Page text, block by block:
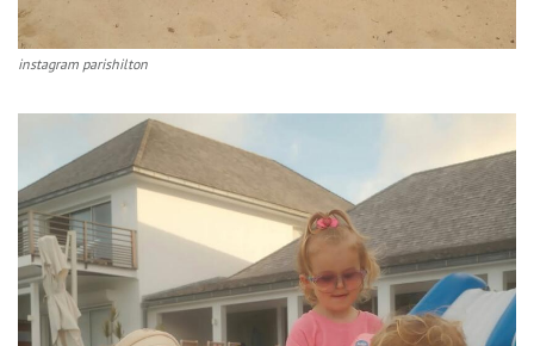
instagram parishilton